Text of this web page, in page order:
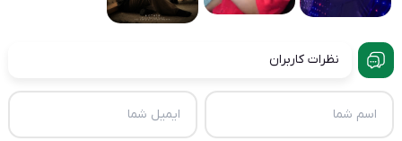
نظرات کاربران